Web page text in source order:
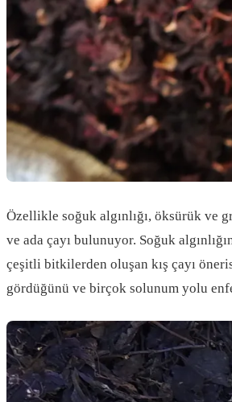
Özellikle soğuk algınlığı, öksürük ve
ve ada çayı bulunuyor. Soğuk
çeşitli bitkilerden oluşan kış çayı
gördüğünü ve birçok solunum yolu